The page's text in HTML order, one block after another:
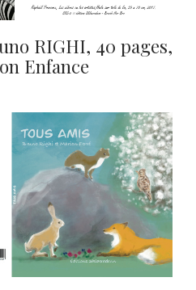
RIGHI, 40 pages,
Enfance